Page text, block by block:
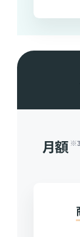
月額 ※3